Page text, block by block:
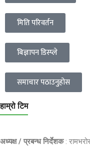
मिति परिवर्तन
बिज्ञापन डिस्प्ले
समाचार पठाउनुहोस
हाम्रो टिम
अध्यक्ष / प्रबन्ध निर्देशक: